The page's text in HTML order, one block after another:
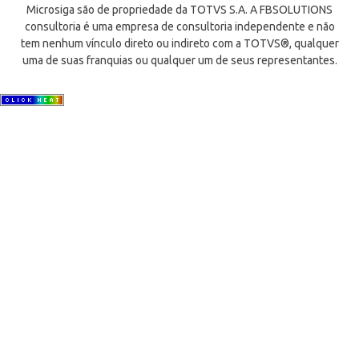
Microsiga são de propriedade da TOTVS S.A. A FBSOLUTIONS
consultoria é uma empresa de consultoria independente e não
tem nenhum vínculo direto ou indireto com a TOTVS®, qualquer
uma de suas franquias ou qualquer um de seus representantes.